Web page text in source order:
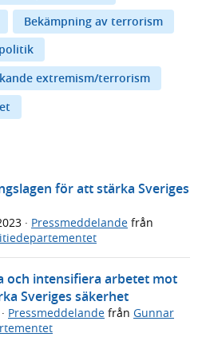
Bekämpning av terrorism
extremism/terrorism
för att stärka Sveriges
· Pressmeddelande från
och intensifiera arbetet mot
Sveriges säkerhet
· Pressmeddelande från Gunnar